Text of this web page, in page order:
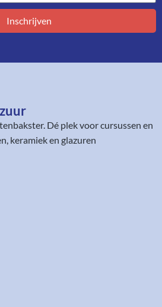
Inschrijven
. Dé plek voor cursussen en
keramiek en glazuren